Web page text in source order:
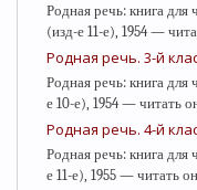
Родная речь: книга для
(изд-е 11-е), 1954 —
Родная речь. 3-й
Родная речь: книга для
е 10-е), 1954 — читать
Родная речь. 4-й
Родная речь: книга для
е 11-е), 1955 — читать